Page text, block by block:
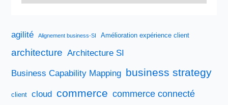
agilité Alignement business-SI Amélioration expérience client
architecture Architecture SI
Business Capability Mapping business strategy
client cloud commerce commerce connecté